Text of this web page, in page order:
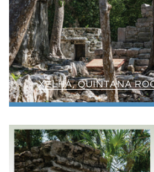
XELHÁ, QUINTANA